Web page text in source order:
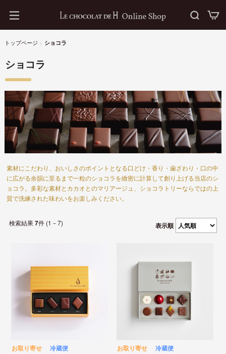
トップページ > ショコラ
ショコラ
素材にこだわり、おいしさのポイントとなる口どけ・香り・歯ざわり・口の中
に広がる余韻に至るまで一粒のショコラを緻密に計算して創り上げる当店のシ
ョコラ。多彩な素材とカカオとのマリアージュ、ショコラトリーならではの上
質で洗練された味わいをお楽しみください。
7件 (1－7) 表示順
お取り寄せ 冷蔵便 お取り寄せ 冷蔵便